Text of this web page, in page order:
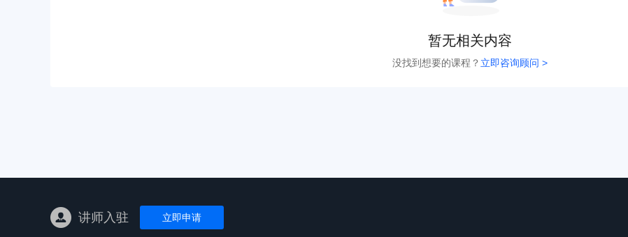
暂无相关内容
没找到想要的课程？ 立即咨询顾问 >
讲师入驻 立即申请